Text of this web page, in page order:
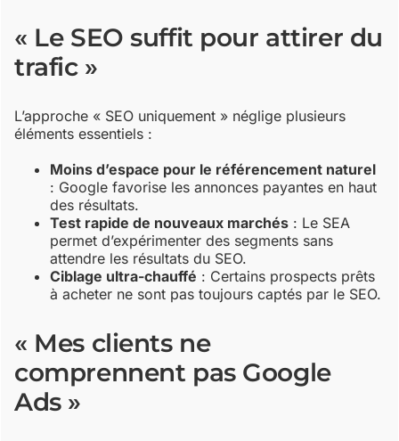
« Le SEO suffit pour attirer du
trafic »
L’approche « SEO uniquement » néglige plusieurs
éléments essentiels :
Moins d’espace pour le référencement naturel
: Google favorise les annonces payantes en haut
des résultats.
Test rapide de nouveaux marchés : Le SEA
permet d’expérimenter des segments sans
attendre les résultats du SEO.
Ciblage ultra-chauffé : Certains prospects prêts
à acheter ne sont pas toujours captés par le SEO.
« Mes clients ne
comprennent pas Google
Ads »